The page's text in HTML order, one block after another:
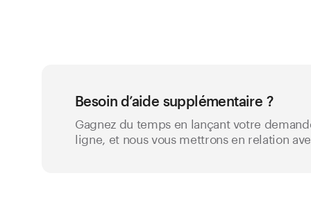
Besoin d’aide supplémentaire ?
Gagnez du temps en lançant votre
ligne, et nous vous mettrons en relation